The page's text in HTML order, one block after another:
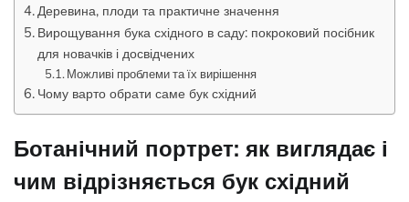
Деревина, плоди та практичне значення
Вирощування бука східного в саду: покроковий посібник
для новачків і досвідчених
Можливі проблеми та їх вирішення
Чому варто обрати саме бук східний
Ботанічний портрет: як виглядає і
чим відрізняється бук східний